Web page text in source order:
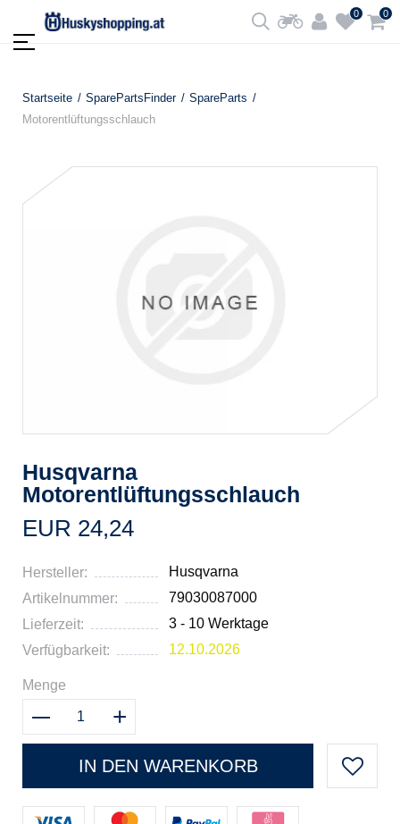
0 0
Startseite SparePartsFinder
SpareParts
Motorentlüftungsschlauch
Husqvarna
Motorentlüftungsschlauch
EUR 24,24
Hersteller:
Husqvarna
Artikelnummer:
79030087000
Lieferzeit:
3 - 10 Werktage
Verfügbarkeit:
12.10.2026
Menge
IN DEN WARENKORB